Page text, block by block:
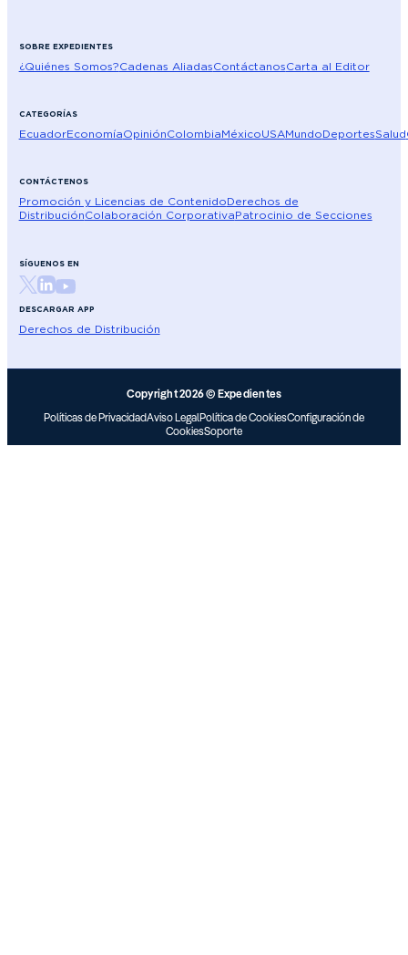
SOBRE EXPEDIENTES
¿Quiénes Somos?Cadenas AliadasContáctanosCarta al Editor
CATEGORÍAS
EcuadorEconomíaOpiniónColombiaMéxicoUSAMundoDeportesSalud
CONTÁCTENOS
Promoción y Licencias de ContenidoDerechos de
DistribuciónColaboración CorporativaPatrocinio de Secciones
SÍGUENOS EN
DESCARGAR APP
Derechos de Distribución
Copyright 2026 © Expedientes
Políticas de PrivacidadAviso LegalPolítica de CookiesConfiguración de
CookiesSoporte